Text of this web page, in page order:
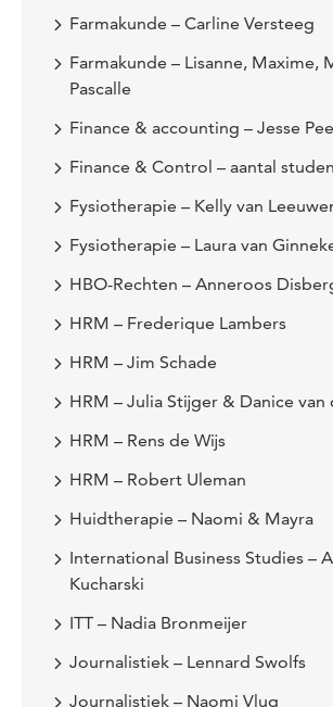
Farmakunde – Carline Versteeg
Farmakunde – Lisanne, Maxime,
Pascalle
Finance & accounting – Jesse
Finance & Control – aantal
Fysiotherapie – Kelly van
Fysiotherapie – Laura van
HBO-Rechten – Anneroos
HRM – Frederique Lambers
HRM – Jim Schade
HRM – Julia Stijger & Danice van
HRM – Rens de Wijs
HRM – Robert Uleman
Huidtherapie – Naomi & Mayra
International Business Studies –
Kucharski
ITT – Nadia Bronmeijer
Journalistiek – Lennard Swolfs
Journalistiek – Naomi Vlug